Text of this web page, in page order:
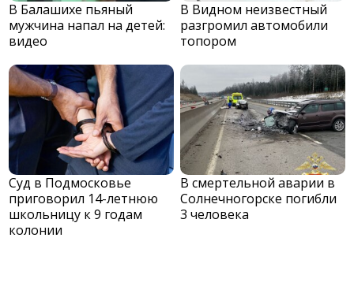
В Балашихе пьяный
мужчина напал на детей:
видео
В Видном неизвестный
разгромил автомобили
топором
Суд в Подмосковье
приговорил 14-летнюю
школьницу к 9 годам
колонии
В смертельной аварии в
Солнечногорске погибли
3 человека